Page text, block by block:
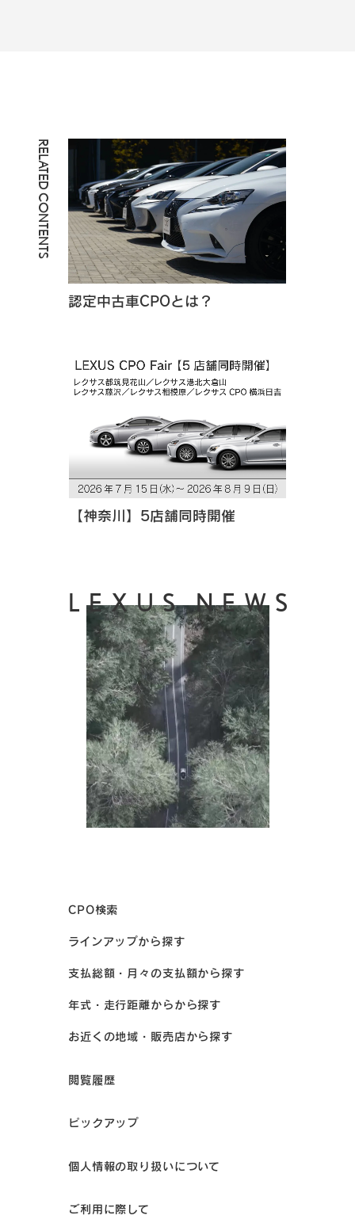
RELATED CONTENTS
認定中古車CPOとは？
【神奈川】5店舗同時開催
LEXUS NEWS
CPO検索
ラインアップから探す
支払総額・月々の支払額から探す
年式・走行距離からから探す
お近くの地域・販売店から探す
閲覧履歴
ピックアップ
個人情報の取り扱いについて
ご利用に際して